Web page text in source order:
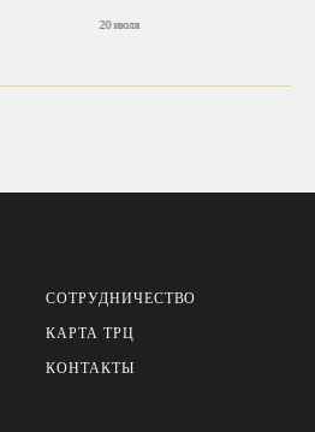
20 июля
СОТРУДНИЧЕСТВО
КАРТА ТРЦ
КОНТАКТЫ